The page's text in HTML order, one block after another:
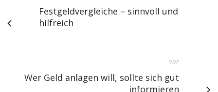
Festgeldvergleiche – sinnvoll und
hilfreich
vor
Wer Geld anlagen will, sollte sich gut
informieren